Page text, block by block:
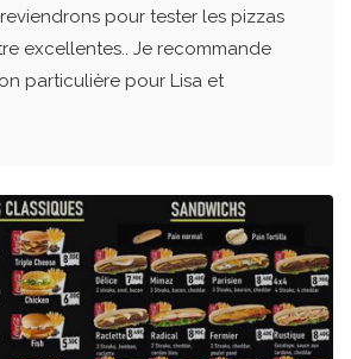
pour tester les pizzas
excellentes.. Je recommande
particulière pour Lisa et